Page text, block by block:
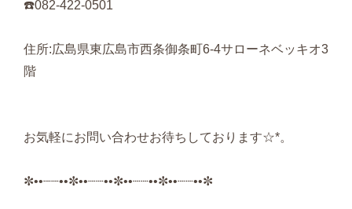
☎️082-422-0501
住所:広島県東広島市西条御条町6-4サローネベッキオ3
階
お気軽にお問い合わせお待ちしております☆*。
✼••┈┈••✼••┈┈••✼••┈┈••✼••┈┈••✼